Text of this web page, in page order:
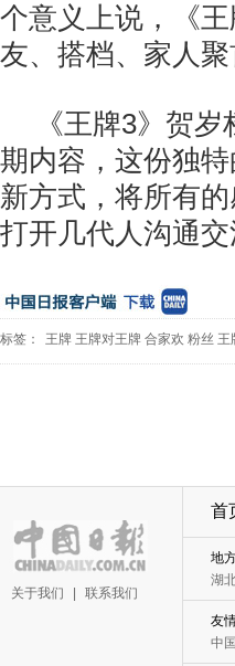
个意义上说，《
友、搭档、家人聚
《王牌3》贺
期内容，这份独
新方式，将所有
打开几代人沟通
标签： 王牌 王牌对王牌 合家欢 粉丝 王
关于我们 联系我们
首
地
湖
友
中